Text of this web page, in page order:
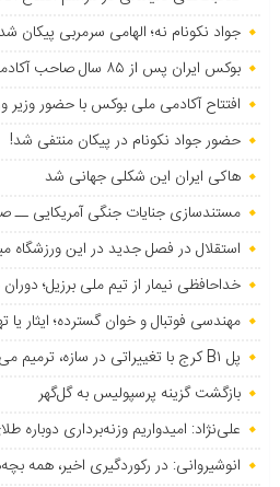
جواد نکونام نه؛ الهامی سرمربی پیکان
بوکس ایران پس از ۸۵ سال صاحب آکادمی تیم های ملی شد
افتتاح آکادمی ملی بوکس با حضور وزیر
حضور جواد نکونام در پیکان منتفی شد!
هاکی ایران این شکلی جهانی شد
مستندسازی جنایات جنگی آمریکایی ــ
استقلال در فصل جدید در این ورزشگاه
خداحافظی نیمار از تیم ملی برزیل؛
مهندسی فوتبال و خوان گسترده؛ ایثار یا
پل B۱ کرج با تغییراتی در سازه، ترمیم می‌شود
بازگشت گزینه پرسپولیس به ‌گل‌گهر
علی‌نژاد: امیدواریم وزنه‌برداری دوباره
انوشیروانی: در رکوردگیری اخیر، همه